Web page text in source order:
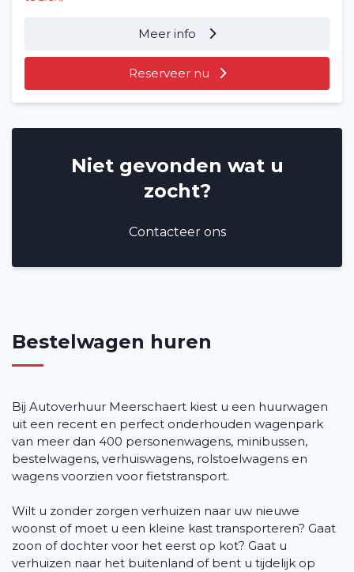
Meer info
Reserveer nu
Niet gevonden wat u
zocht?
Contacteer ons
Bestelwagen huren
Bij Autoverhuur Meerschaert kiest u een huurwagen
uit een recent en perfect onderhouden wagenpark
van meer dan 400 personenwagens, minibussen,
bestelwagens, verhuiswagens, rolstoelwagens en
wagens voorzien voor fietstransport.
Wilt u zonder zorgen verhuizen naar uw nieuwe
woonst of moet u een kleine kast transporteren? Gaat
zoon of dochter voor het eerst op kot? Gaat u
verhuizen naar het buitenland of bent u tijdelijk op